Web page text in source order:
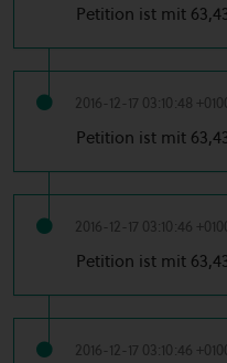
Petition ist mit
2016-12-17 03:10:48
Petition ist mit
2016-12-17 03:10:46
Petition ist mit
2016-12-17 03:10:46